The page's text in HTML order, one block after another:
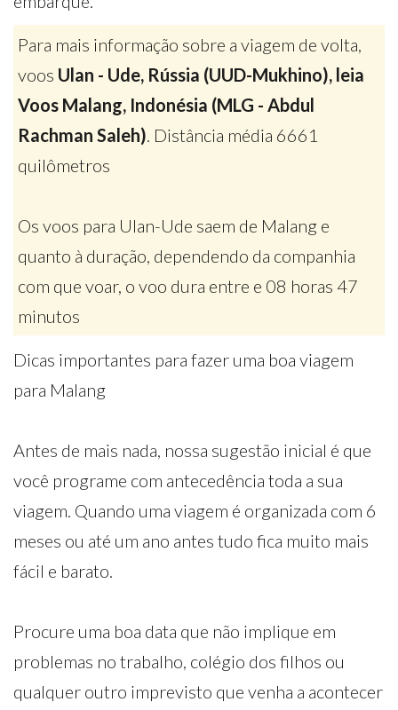
Para mais informação sobre a viagem de volta,
voos Ulan - Ude, Rússia (UUD-Mukhino), leia
Voos Malang, Indonésia (MLG - Abdul
Rachman Saleh). Distância média 6661
quilômetros
Os voos para Ulan-Ude saem de Malang e
quanto à duração, dependendo da companhia
com que voar, o voo dura entre e 08 horas 47
minutos
Dicas importantes para fazer uma boa viagem
para Malang
Antes de mais nada, nossa sugestão inicial é que
você programe com antecedência toda a sua
viagem. Quando uma viagem é organizada com 6
meses ou até um ano antes tudo fica muito mais
fácil e barato.
Procure uma boa data que não implique em
problemas no trabalho, colégio dos filhos ou
qualquer outro imprevisto que venha a acontecer